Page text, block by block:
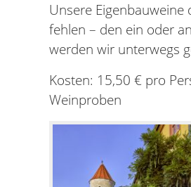
Unsere Eigenbauweine
fehlen – den ein oder
werden wir unterwegs
Kosten: 15,50 € pro
Weinproben